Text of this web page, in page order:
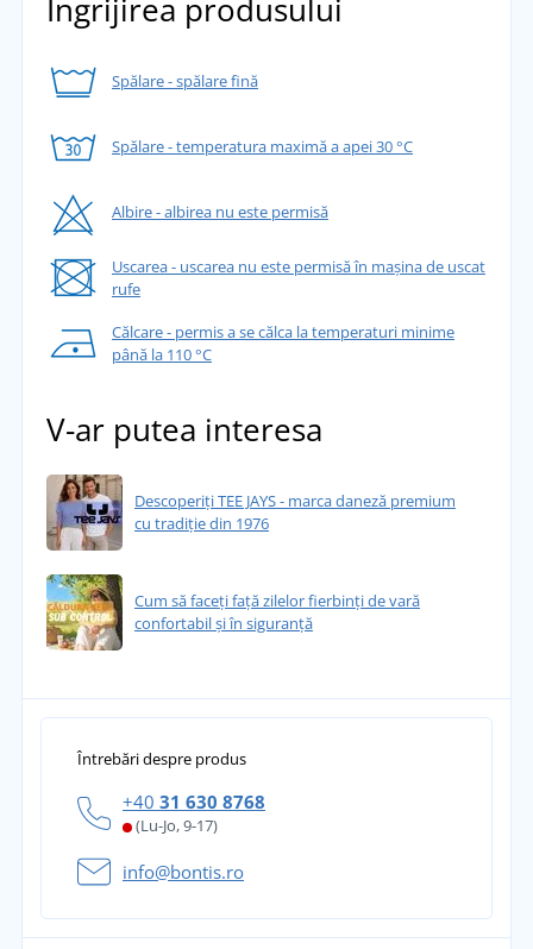
Îngrijirea produsului
Spălare - spălare fină
Spălare - temperatura maximă a apei 30 °C
Albire - albirea nu este permisă
Uscarea - uscarea nu este permisă în mașina de uscat
rufe
Călcare - permis a se călca la temperaturi minime
până la 110 °C
V-ar putea interesa
Descoperiți TEE JAYS - marca daneză premium
cu tradiție din 1976
Cum să faceți față zilelor fierbinți de vară
confortabil și în siguranță
Întrebări despre produs
+40 31 630 8768
(Lu-Jo, 9-17)
info@bontis.ro